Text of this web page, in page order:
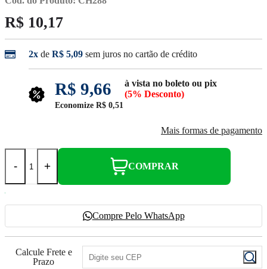
R$ 10,17
2x de R$ 5,09 sem juros no cartão de crédito
R$ 9,66
à vista no boleto ou pix
(5% Desconto)
Economize R$ 0,51
Mais formas de pagamento
- + COMPRAR
Compre Pelo WhatsApp
Calcule Frete e
Prazo